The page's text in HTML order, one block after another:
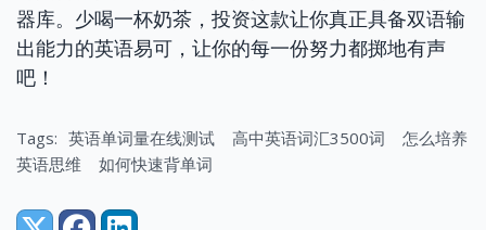
器库。少喝一杯奶茶，投资这款让你真正具备双语输
出能力的英语易可，让你的每一份努力都掷地有声
吧！
Tags: 英语单词量在线测试 高中英语词汇3500词
怎么培养
英语思维
如何快速背单词
Share: